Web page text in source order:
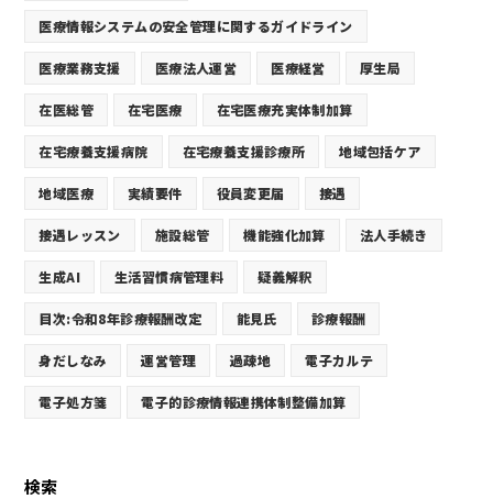
医療情報システムの安全管理に関するガイドライン
医療業務支援 医療法人運営 医療経営 厚生局
在医総管 在宅医療 在宅医療充実体制加算
在宅療養支援病院 在宅療養支援診療所 地域包括ケア
地域医療 実績要件 役員変更届 接遇
接遇レッスン 施設総管 機能強化加算 法人手続き
生成AI 生活習慣病管理料 疑義解釈
目次:令和8年診療報酬改定 能見氏 診療報酬
身だしなみ 運営管理 過疎地 電子カルテ
電子処方箋 電子的診療情報連携体制整備加算
検索